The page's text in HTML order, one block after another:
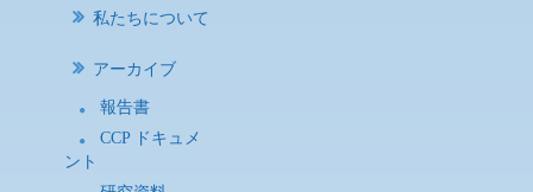
私たちについて
アーカイブ
報告書
CCP ドキュメ
ント